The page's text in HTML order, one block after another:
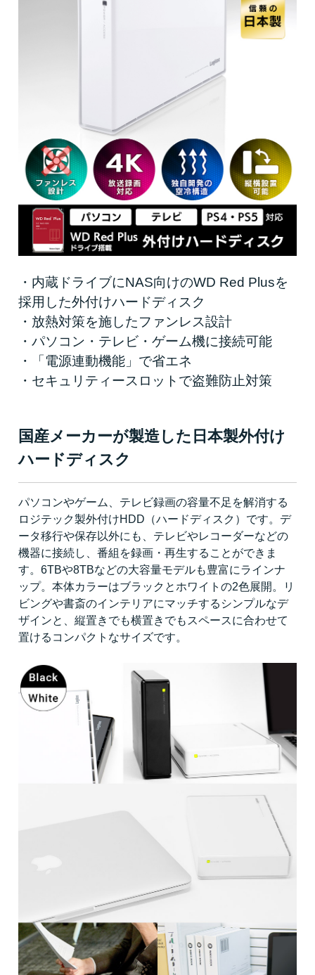
・内蔵ドライブにNAS向けのWD Red Plusを
採用した外付けハードディスク
・放熱対策を施したファンレス設計
・パソコン・テレビ・ゲーム機に接続可能
・「電源連動機能」で省エネ
・セキュリティースロットで盗難防止対策
国産メーカーが製造した日本製外付け
ハードディスク
パソコンやゲーム、テレビ録画の容量不足を解消する
ロジテック製外付けHDD（ハードディスク）です。デ
ータ移行や保存以外にも、テレビやレコーダーなどの
機器に接続し、番組を録画・再生することができま
す。6TBや8TBなどの大容量モデルも豊富にラインナ
ップ。本体カラーはブラックとホワイトの2色展開。リ
ビングや書斎のインテリアにマッチするシンプルなデ
ザインと、縦置きでも横置きでもスペースに合わせて
置けるコンパクトなサイズです。